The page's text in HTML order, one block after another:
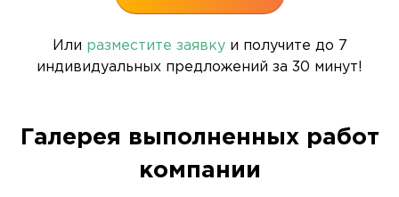
Или разместите заявкуи получите до 7
индивидуальных предложений за 30 минут!
Галерея выполненных работ
компании